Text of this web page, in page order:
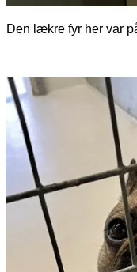
Den lækre fyr her var